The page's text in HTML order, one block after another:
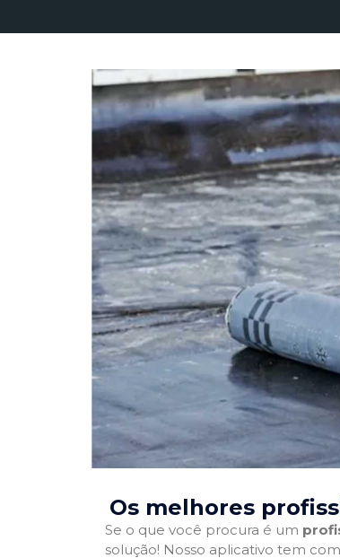
Os melhores
Se o que você procura é um
solução! Nosso aplicativo tem